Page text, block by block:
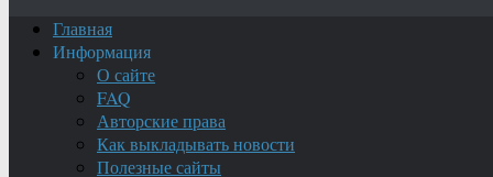
Главная
Информация
О сайте
FAQ
Авторские права
Как выкладывать новости
Полезные сайты